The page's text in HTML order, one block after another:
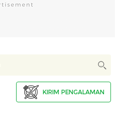
KIRIM PENGALAMAN